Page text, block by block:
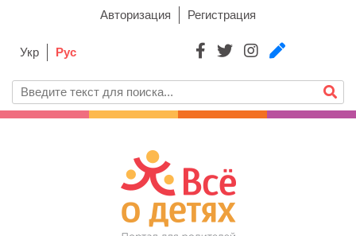
Авторизация Регистрация
Укр Рус